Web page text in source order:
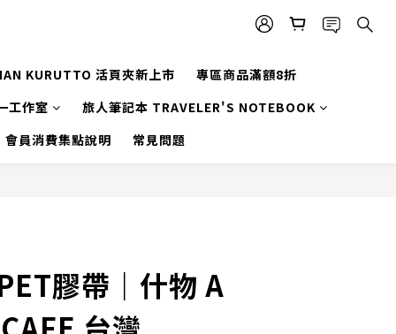
KURUTTO 活頁夾新上市
專區商品滿額8折
工作室
旅人筆記本 TRAVELER'S NOTEBOOK
會員消費集點說明
常見問題
膠帶｜什物 A